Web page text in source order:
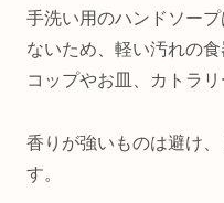
手洗い用のハンドソー
ないため、軽い汚れの食
コップやお皿、カトラリ
香りが強いものは避け
す。